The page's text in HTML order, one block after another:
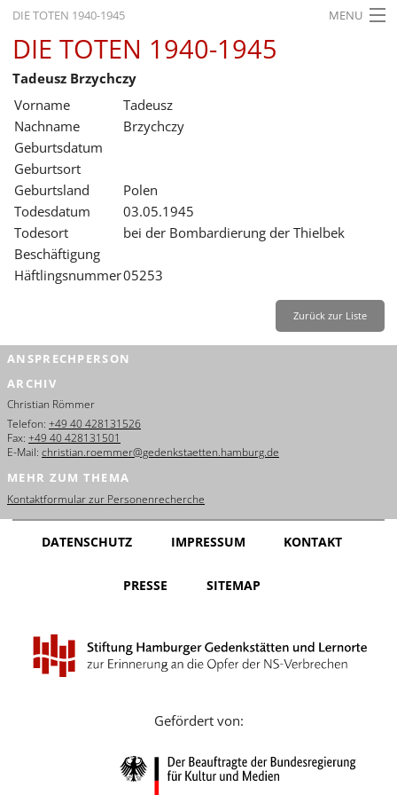
DIE TOTEN 1940-1945 MENU
STARTSEITE
AKTUELLES
AUSSTELLUNGEN
GESCHICHTE
BILDUNG
FORSCHUNG
SERVICE
Français
Dansk
Español
Nederlands
Português
Русский
Leichte Sprache
DIE TOTEN 1940-1945
Tadeusz Brzychczy
Vorname
Tadeusz
Nachname
Brzychczy
Geburtsdatum
Geburtsort
Geburtsland
Polen
Todesdatum
03.05.1945
Todesort
bei der Bombardierung der Thielbek
Beschäftigung
Häftlingsnummer05253
Zurück zur Liste
ANSPRECHPERSON
ARCHIV
Christian Römmer
Telefon: +49 40 428131526
Fax: +49 40 428131501
E-Mail: christian.roemmer@gedenkstaetten.hamburg.de
MEHR ZUM THEMA
Kontaktformular zur Personenrecherche
DATENSCHUTZ IMPRESSUM KONTAKT
PRESSE SITEMAP
Gefördert von: